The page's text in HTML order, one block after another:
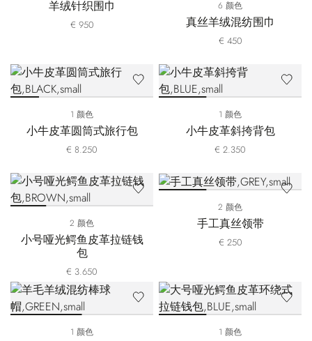
羊绒针织围巾
€ 950
6 颜色
真丝羊绒混纺围巾
€ 450
1 颜色
小牛皮革圆筒式旅行包
€ 8.250
1 颜色
小牛皮革斜挎背包
€ 2.350
2 颜色
小号哑光鳄鱼皮革拉链钱
包
€ 3.650
2 颜色
手工真丝领带
€ 250
1 颜色 1 颜色